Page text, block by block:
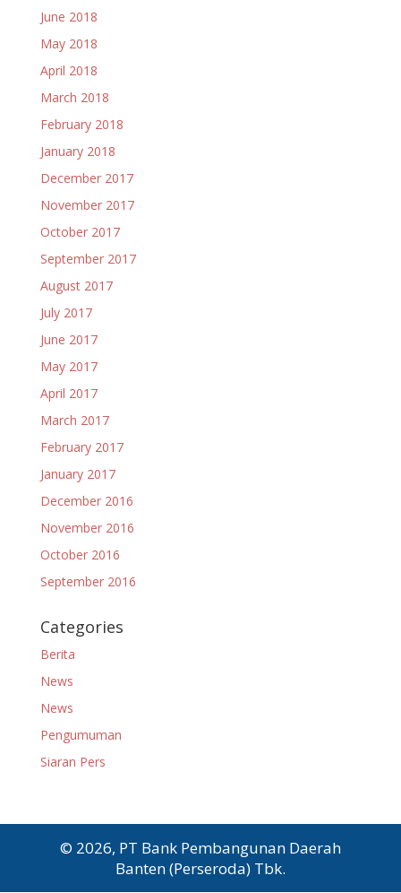
June 2018
May 2018
April 2018
March 2018
February 2018
January 2018
December 2017
November 2017
October 2017
September 2017
August 2017
July 2017
June 2017
May 2017
April 2017
March 2017
February 2017
January 2017
December 2016
November 2016
October 2016
September 2016
Categories
Berita
News
News
Pengumuman
Siaran Pers
© 2026, PT Bank Pembangunan Daerah
Banten (Perseroda) Tbk.